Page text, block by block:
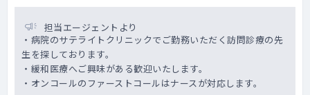
担当エージェントより
・病院のサテライトクリニックでご勤務いただく訪問診療の先
生を探しております。
・緩和医療へご興味がある歓迎いたします。
・オンコールのファーストコールはナースが対応します。